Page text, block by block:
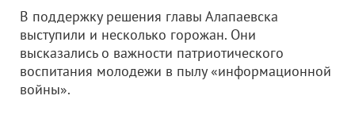
В поддержку решения главы Алапаевска
выступили и несколько горожан. Они
высказались о важности патриотического
воспитания молодежи в пылу «информационной
войны».